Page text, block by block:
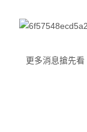
更多消息搶先看